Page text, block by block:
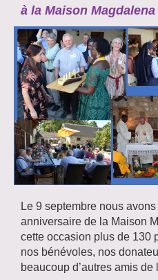
à la Maison Magdalena
Le 9 septembre nous
anniversaire de la Maison
cette occasion plus de 130
nos bénévoles, nos
beaucoup d’autres amis